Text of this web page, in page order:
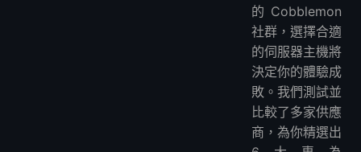
Cobblemon託管常見問題
1. 如何託管Cobblemon伺服器？
3. 是否有現成的Cobblemon伺服器？
的Cobblemon
社群，選擇合適
的伺服器主機將
決定你的體驗成
敗。我們測試並
比較了多家供應
商，為你精選出